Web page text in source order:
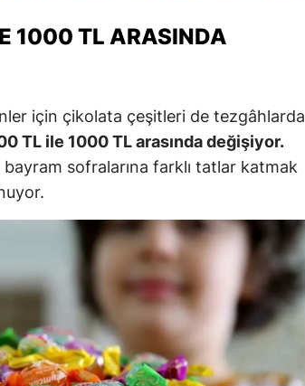
1000 TL ARASINDA
için çikolata çeşitleri de tezgâhlarda
TL ile 1000 TL arasında değişiyor.
sofralarına farklı tatlar katmak